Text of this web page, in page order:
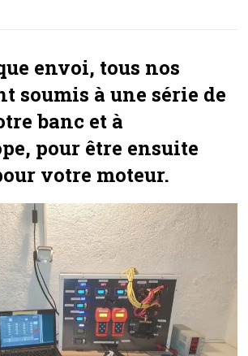
envoi, tous nos
soumis à une série de
banc et à
pour être ensuite
votre moteur.